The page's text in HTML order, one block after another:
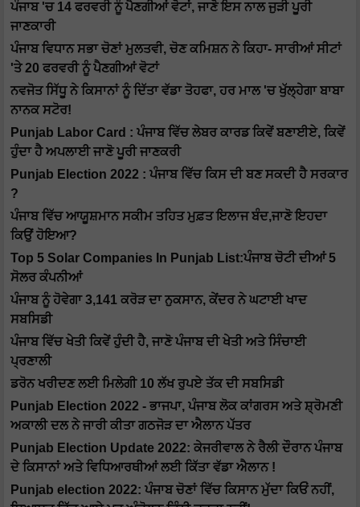
ਪੰਜਾਬ 'ਚ 14 ਫਰਵਰੀ ਨੂੰ ਪੈਣਗੀਆਂ ਵੋਟਾਂ, ਜਾਣੋ ਇਸ ਨਾਲ ਜੁੜੀ ਪੂਰੀ
ਜਾਣਕਾਰੀ
ਪੰਜਾਬ ਵਿਧਾਨ ਸਭਾ ਚੋਣਾਂ ਮੁਲਤਵੀ, ਚੋਣ ਕਮਿਸ਼ਨ ਨੇ ਕਿਹਾ- ਸਾਰੀਆਂ ਸੀਟਾਂ
'ਤੇ 20 ਫਰਵਰੀ ਨੂੰ ਪੈਣਗੀਆਂ ਵੋਟਾਂ
ਨਵਜੋਤ ਸਿੱਧੂ ਨੇ ਕਿਸਾਨਾਂ ਨੂੰ ਦਿੱਤਾ ਵੱਡਾ ਤੋਹਫਾ, ਹਰ ਮਾਲ 'ਚ ਖੁੱਲ੍ਹੇਗਾ ਬਾਬਾ
ਨਾਨਕ ਸਟੋਰ!
Punjab Labor Card : ਪੰਜਾਬ ਵਿੱਚ ਲੇਬਰ ਕਾਰਡ ਕਿਵੇਂ ਬਣਾਈਏ, ਕਿਵੇਂ
ਹੁੰਦਾ ਹੈ ਅਪਲਾਈ ਜਾਣੋ ਪੂਰੀ ਜਾਣਕਰੀ
Punjab Election 2022 : ਪੰਜਾਬ ਵਿੱਚ ਕਿਸ ਦੀ ਬਣ ਸਕਦੀ ਹੈ ਸਰਕਾਰ
?
ਪੰਜਾਬ ਵਿੱਚ ਆਯੂਸ਼ਮਾਨ ਸਕੀਮ ਤਹਿਤ ਮੁਫ਼ਤ ਇਲਾਜ ਬੰਦ,ਜਾਣੋ ਇਹਦਾ
ਕਿਉਂ ਹੋਇਆ?
Top 5 Solar Companies In Punjab List:ਪੰਜਾਬ ਚੋਟੀ ਦੀਆਂ 5
ਸੋਲਰ ਕੰਪਨੀਆਂ
ਪੰਜਾਬ ਨੂੰ ਹੋਵੇਗਾ 3,141 ਕਰੋੜ ਦਾ ਨੁਕਸਾਨ, ਕੇਂਦਰ ਨੇ ਘਟਾਈ ਖਾਦ
ਸਬਸਿਡੀ
ਪੰਜਾਬ ਵਿੱਚ ਖੇਤੀ ਕਿਵੇਂ ਹੁੰਦੀ ਹੈ, ਜਾਣੋ ਪੰਜਾਬ ਦੀ ਖੇਤੀ ਅਤੇ ਸਿੰਚਾਈ
ਪ੍ਰਣਾਲੀ
ਡਰੋਨ ਖਰੀਦਣ ਲਈ ਮਿਲੇਗੀ 10 ਲੱਖ ਰੁਪਏ ਤੱਕ ਦੀ ਸਬਸਿਡੀ
Punjab Election 2022 - ਭਾਜਪਾ, ਪੰਜਾਬ ਲੋਕ ਕਾਂਗਰਸ ਅਤੇ ਸ਼੍ਰੋਮਣੀ
ਅਕਾਲੀ ਦਲ ਨੇ ਜਾਰੀ ਕੀਤਾ ਗਠਜੋੜ ਦਾ ਐਲਾਨ ਪੱਤਰ
Punjab Election Update 2022: ਕੇਜਰੀਵਾਲ ਨੇ ਰੈਲੀ ਦੌਰਾਨ ਪੰਜਾਬ
ਦੇ ਕਿਸਾਨਾਂ ਅਤੇ ਵਿਧਿਆਰਥੀਆਂ ਲਈ ਕਿੱਤਾ ਵੱਡਾ ਐਲਾਨ !
Punjab election 2022: ਪੰਜਾਬ ਚੋਣਾਂ ਵਿੱਚ ਕਿਸਾਨ ਮੁੱਦਾ ਕਿਓਂ ਨਹੀਂ,